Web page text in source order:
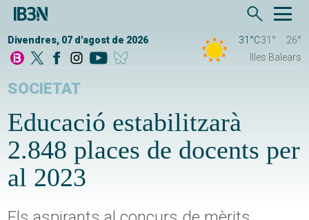
Divendres, 07 d'agost de 2026 31°C31°
26°
Illes Balears
SOCIETAT
Educació estabilitzarà
2.848 places de docents per
al 2023